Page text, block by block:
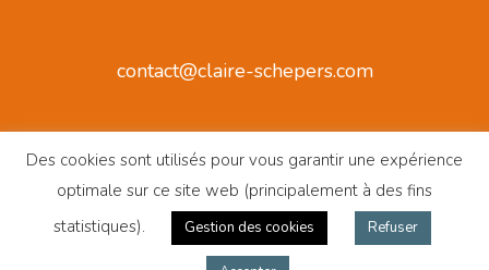
contact@claire-schepers.com
Des cookies sont utilisés pour vous garantir une expérience
optimale sur ce site web (principalement à des fins
statistiques).
Gestion des cookies Refuser